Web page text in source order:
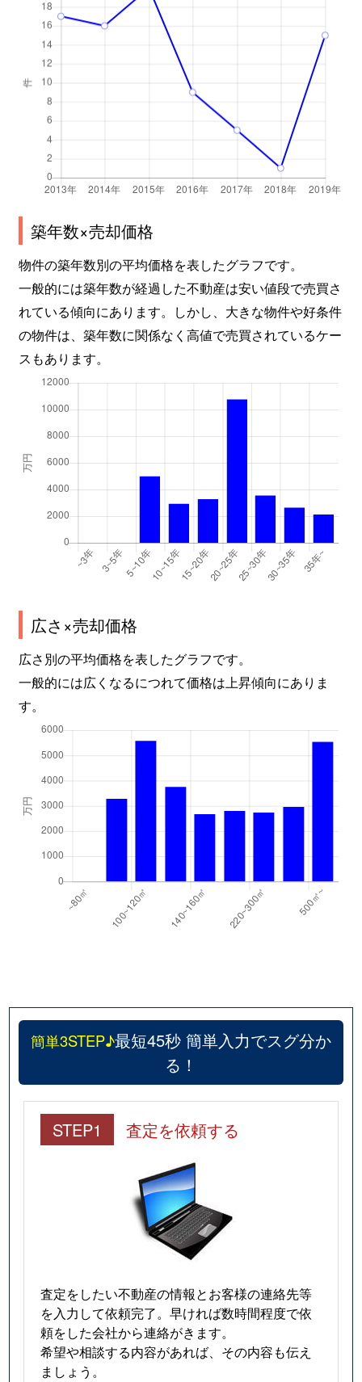
築年数×売却価格
物件の築年数別の平均価格を表したグラフです。
一般的には築年数が経過した不動産は安い値段で売買さ
れている傾向にあります。しかし、大きな物件や好条件
の物件は、築年数に関係なく高値で売買されているケー
スもあります。
広さ×売却価格
広さ別の平均価格を表したグラフです。
一般的には広くなるにつれて価格は上昇傾向にありま
す。
簡単3STEP♪最短45秒 簡単入力でスグ分か
る！
STEP1 査定を依頼する
査定をしたい不動産の情報とお客様の連絡先等
を入力して依頼完了。早ければ数時間程度で依
頼をした会社から連絡がきます。
希望や相談する内容があれば、その内容も伝え
ましょう。